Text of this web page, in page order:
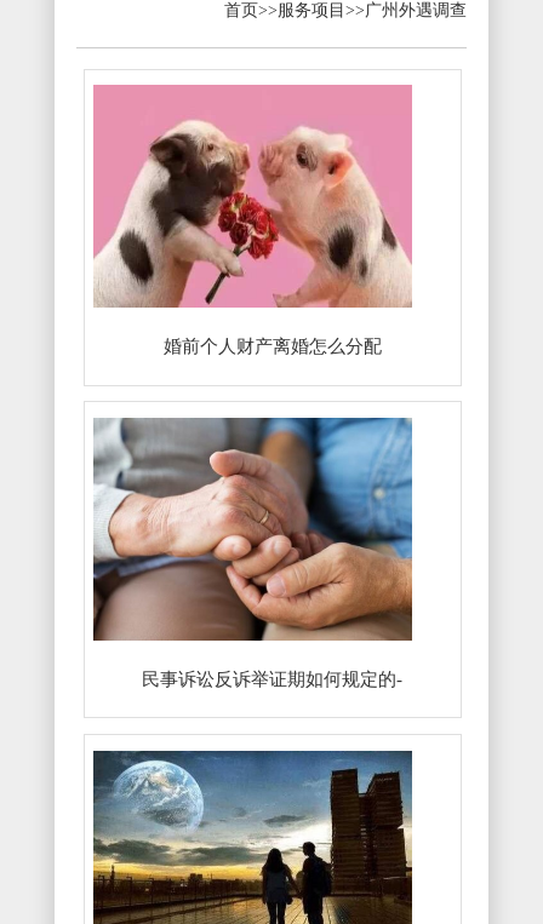
首页>>服务项目>>广州外遇调查
婚前个人财产离婚怎么分配
民事诉讼反诉举证期如何规定的-